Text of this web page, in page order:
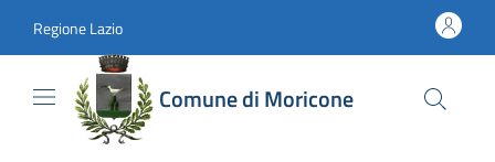
Regione Lazio
Comune di Moricone